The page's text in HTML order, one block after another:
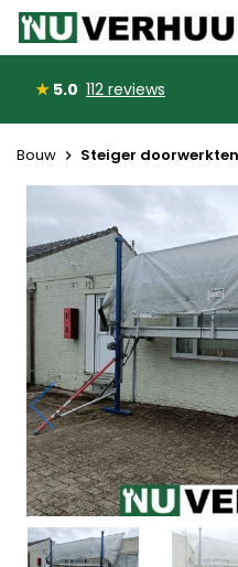
★ 5.0 112 reviews
Bouw navigate_next Steiger